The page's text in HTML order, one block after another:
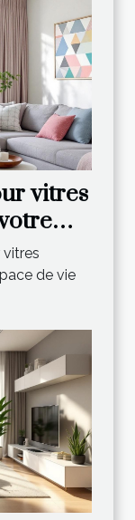
vitres
de vie